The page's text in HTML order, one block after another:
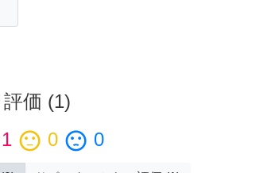
評価 (1)
1 sentiment_neutral 0 sentiment_dissatisfied 0